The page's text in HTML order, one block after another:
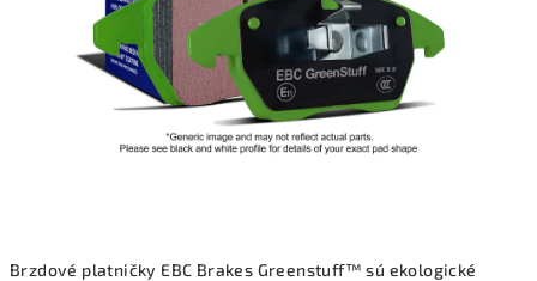
Brzdové platničky EBC Brakes Greenstuff™ sú ekologické